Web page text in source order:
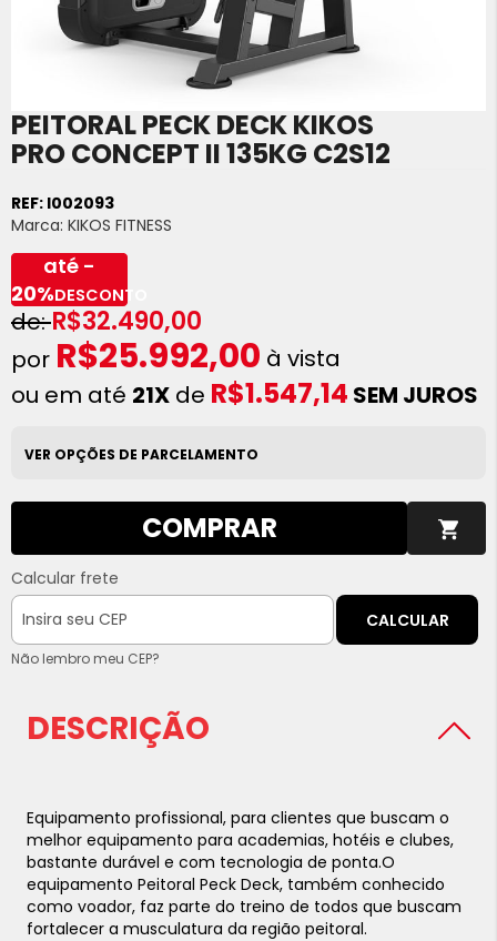
PEITORAL PECK DECK KIKOS
PRO CONCEPT II 135KG C2S12
REF: I002093
Marca: KIKOS FITNESS
R$32.490,00
até -
20%DESCONTO
R$25.992,00 à vista
ou em até 21X de R$1.547,14 SEM JUROS
VER OPÇÕES DE PARCELAMENTO
COMPRAR
Calcular frete
CALCULAR
Não lembro meu CEP?
Saltar
para
o
da
Galeria
de
imagens
DESCRIÇÃO
Equipamento profissional, para clientes que buscam o
melhor equipamento para academias, hotéis e clubes,
bastante durável e com tecnologia de ponta.O
equipamento Peitoral Peck Deck, também conhecido
como voador, faz parte do treino de todos que buscam
fortalecer a musculatura da região peitoral.